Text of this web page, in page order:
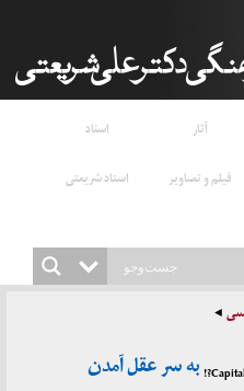
آثار
اسناد
فیلم و تصاویر
استاد شریعتی
به سر عقل آمدن